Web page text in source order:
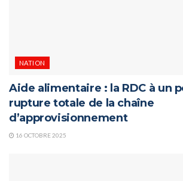
NATION
Aide alimentaire : la RDC à un
rupture totale de la chaîne
d’approvisionnement
16 OCTOBRE 2025